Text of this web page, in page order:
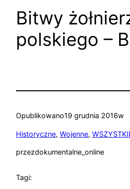
Bitwy
polskiego –
Opublikowano19 grudnia 2016w
Historyczne, Wojenne,
przezdokumentalne_online
Tagi: